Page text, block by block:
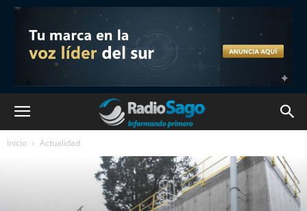
Inicio Actualidad